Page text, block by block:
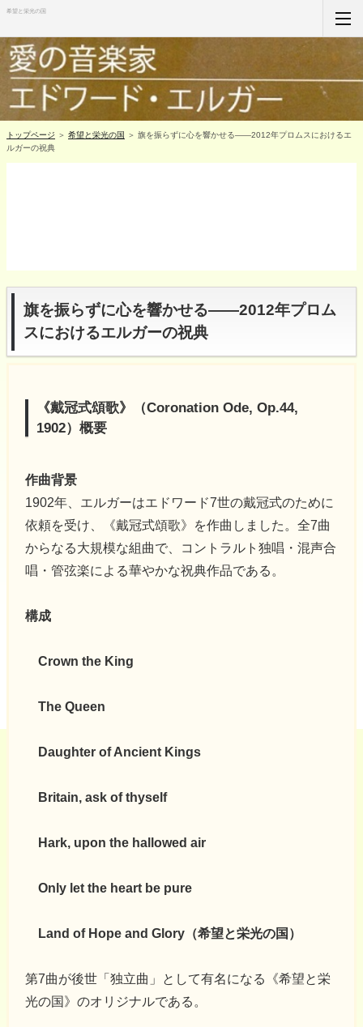
希望と栄光の国
ホーム
RSS購読
サイトマップ
トップページ ＞ 希望と栄光の国
＞ 旗を振らずに心を響かせる――2012年プロムスにおけるエ
ルガーの祝典
旗を振らずに心を響かせる――2012年プロム
スにおけるエルガーの祝典
《戴冠式頌歌》（Coronation Ode, Op.44,
1902）概要
作曲背景
1902年、エルガーはエドワード7世の戴冠式のために
依頼を受け、《戴冠式頌歌》を作曲しました。全7曲
からなる大規模な組曲で、コントラルト独唱・混声合
唱・管弦楽による華やかな祝典作品である。
構成
Crown the King
The Queen
Daughter of Ancient Kings
Britain, ask of thyself
Hark, upon the hallowed air
Only let the heart be pure
Land of Hope and Glory（希望と栄光の国）
第7曲が後世「独立曲」として有名になる《希望と栄
光の国》のオリジナルである。